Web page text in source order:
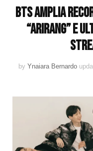
BTS amplia
“ARIRANG” e
by Ynaiara Bernardo